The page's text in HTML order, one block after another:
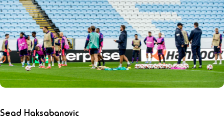
Sead Haksabanovic